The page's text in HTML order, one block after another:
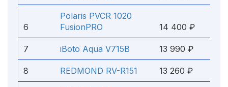
6
Polaris PVCR 1020
FusionPRO
14 400 ₽
7 iBoto Aqua V715B 13 990 ₽
8 REDMOND RV-R151 13 260 ₽